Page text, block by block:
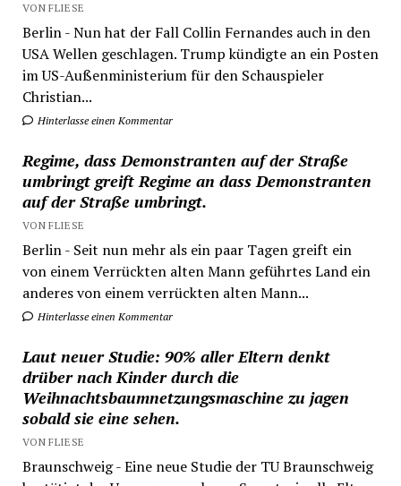
VON FLIESE
Berlin - Nun hat der Fall Collin Fernandes auch in den
USA Wellen geschlagen. Trump kündigte an ein Posten
im US-Außenministerium für den Schauspieler
Christian...
Hinterlasse einen Kommentar
Regime, dass Demonstranten auf der Straße
umbringt greift Regime an dass Demonstranten
auf der Straße umbringt.
VON FLIESE
Berlin - Seit nun mehr als ein paar Tagen greift ein
von einem Verrückten alten Mann geführtes Land ein
anderes von einem verrückten alten Mann...
Hinterlasse einen Kommentar
Laut neuer Studie: 90% aller Eltern denkt
drüber nach Kinder durch die
Weihnachtsbaumnetzungsmaschine zu jagen
sobald sie eine sehen.
VON FLIESE
Braunschweig - Eine neue Studie der TU Braunschweig